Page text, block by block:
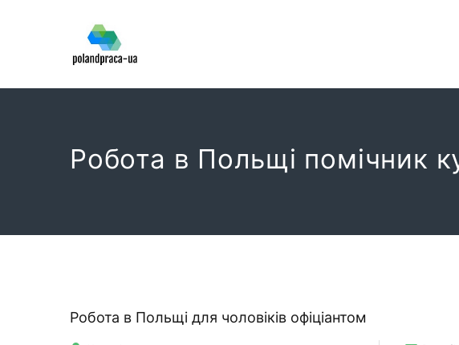
Робота в Польщі помічник
Робота в Польщі для чоловіків офіціантом